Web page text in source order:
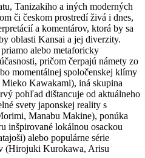
Tanizakiho a iných moderných
či českom prostredí živá i dnes,
a komentárov, ktorá by sa
oblasti Kansai a jej diverzity.
alebo metaforicky
pričom čerpajú námety zo
momentálnej spoločenskej klímy
Kawakami), iná skupina
pohľad dištancuje od aktuálneho
svety japonskej reality s
Manabu Makine), ponúka
inšpirované lokálnou osackou
alebo populárne série
(Hirojuki Kurokawa, Arisu